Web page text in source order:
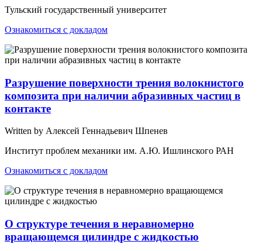
Тульский государственный университет
Ознакомиться с докладом
Разрушение поверхности трения волокнистого
композита при наличии абразивных частиц в
контакте
Written by Алексей Геннадьевич Шпенев
Институт проблем механики им. А.Ю. Ишлинского РАН
Ознакомиться с докладом
О структуре течения в неравномерно
вращающемся цилиндре с жидкостью